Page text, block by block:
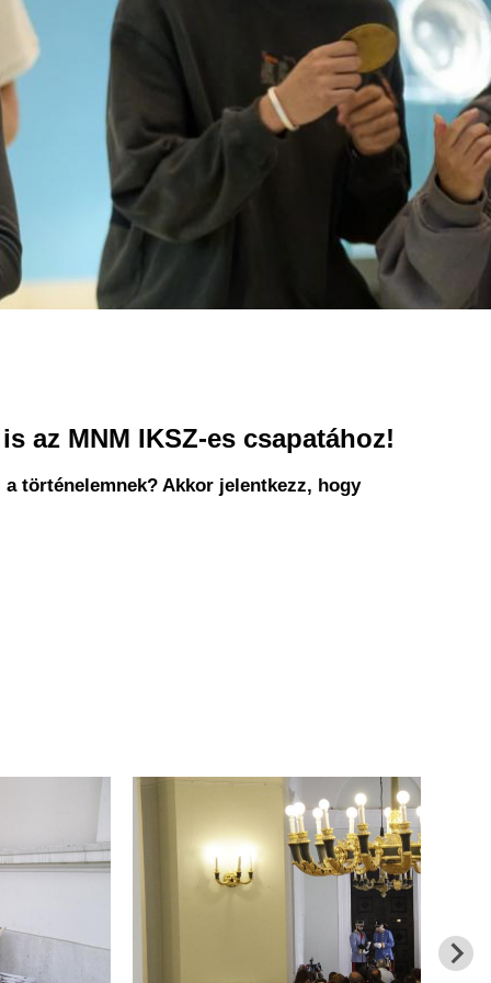
az MNM IKSZ-es csapatához!
történelemnek? Akkor jelentkezz, hogy